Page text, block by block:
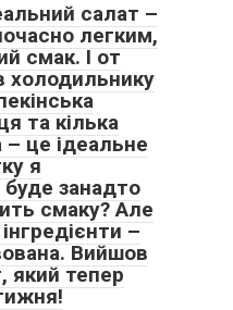
салат –
легким,
смак. І от
холодильнику
та кілька
– це ідеальне
я
занадто
смаку? Але
–
Вийшов
який тепер